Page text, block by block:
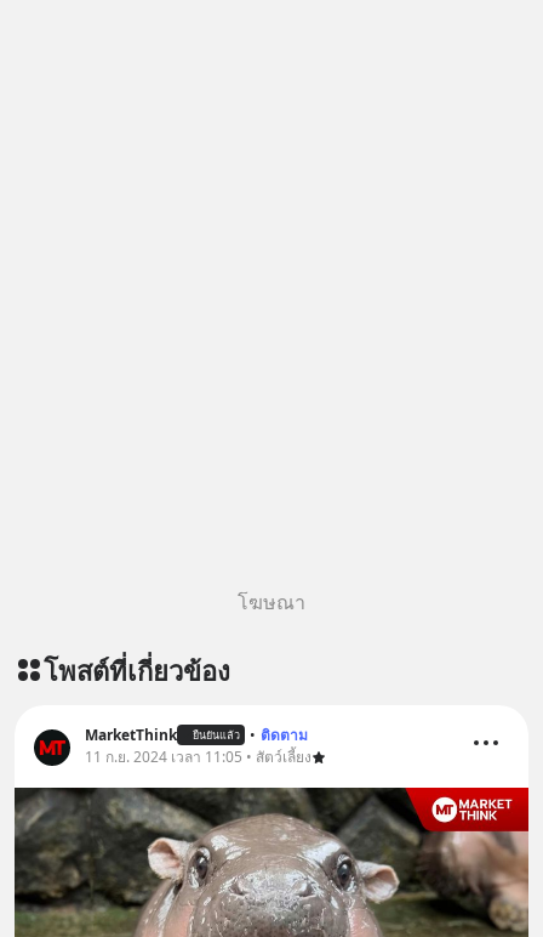
โฆษณา
โพสต์ที่เกี่ยวข้อง
MarketThink ยืนยันแล้ว • ติดตาม
11 ก.ย. 2024 เวลา 11:05 • สัตว์เลี้ยง